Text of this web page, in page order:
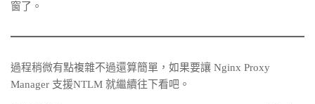
窗了。
過程稍微有點複雜不過還算簡單，如果要讓 Nginx Proxy
Manager 支援NTLM 就繼續往下看吧。